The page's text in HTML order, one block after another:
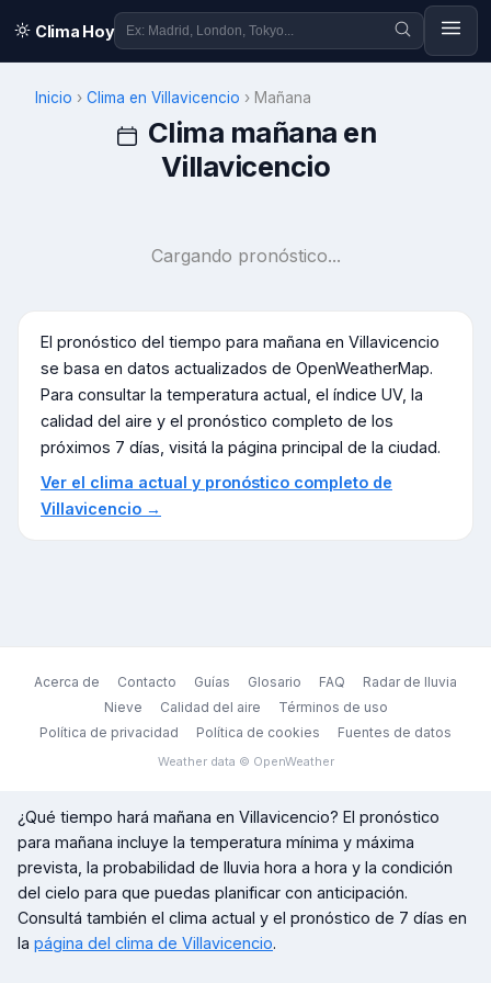
Clima Hoy
Inicio › Clima en Villavicencio › Mañana
Clima mañana en
Villavicencio
Cargando pronóstico...
El pronóstico del tiempo para mañana en Villavicencio
se basa en datos actualizados de OpenWeatherMap.
Para consultar la temperatura actual, el índice UV, la
calidad del aire y el pronóstico completo de los
próximos 7 días, visitá la página principal de la ciudad.
Ver el clima actual y pronóstico completo de
Villavicencio →
Acerca de Contacto Guías Glosario FAQ
Radar de lluvia
Nieve
Calidad del aire
Términos de uso
Política de privacidad
Política de cookies Fuentes de datos
Weather data © OpenWeather
¿Qué tiempo hará mañana en Villavicencio? El pronóstico
para mañana incluye la temperatura mínima y máxima
prevista, la probabilidad de lluvia hora a hora y la condición
del cielo para que puedas planificar con anticipación.
Consultá también el clima actual y el pronóstico de 7 días en
la página del clima de Villavicencio.